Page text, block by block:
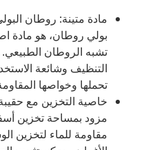
مادة متينة: روطان
بولي روطان، هو مادة
تشبه الروطان
التنظيف وشائعة
تحملها وخواصها
خاصية التخزين مع
مزود بمساحة تخزين
مقاومة للماء لتخزين